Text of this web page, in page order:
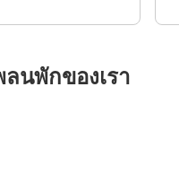
นพักของเรา